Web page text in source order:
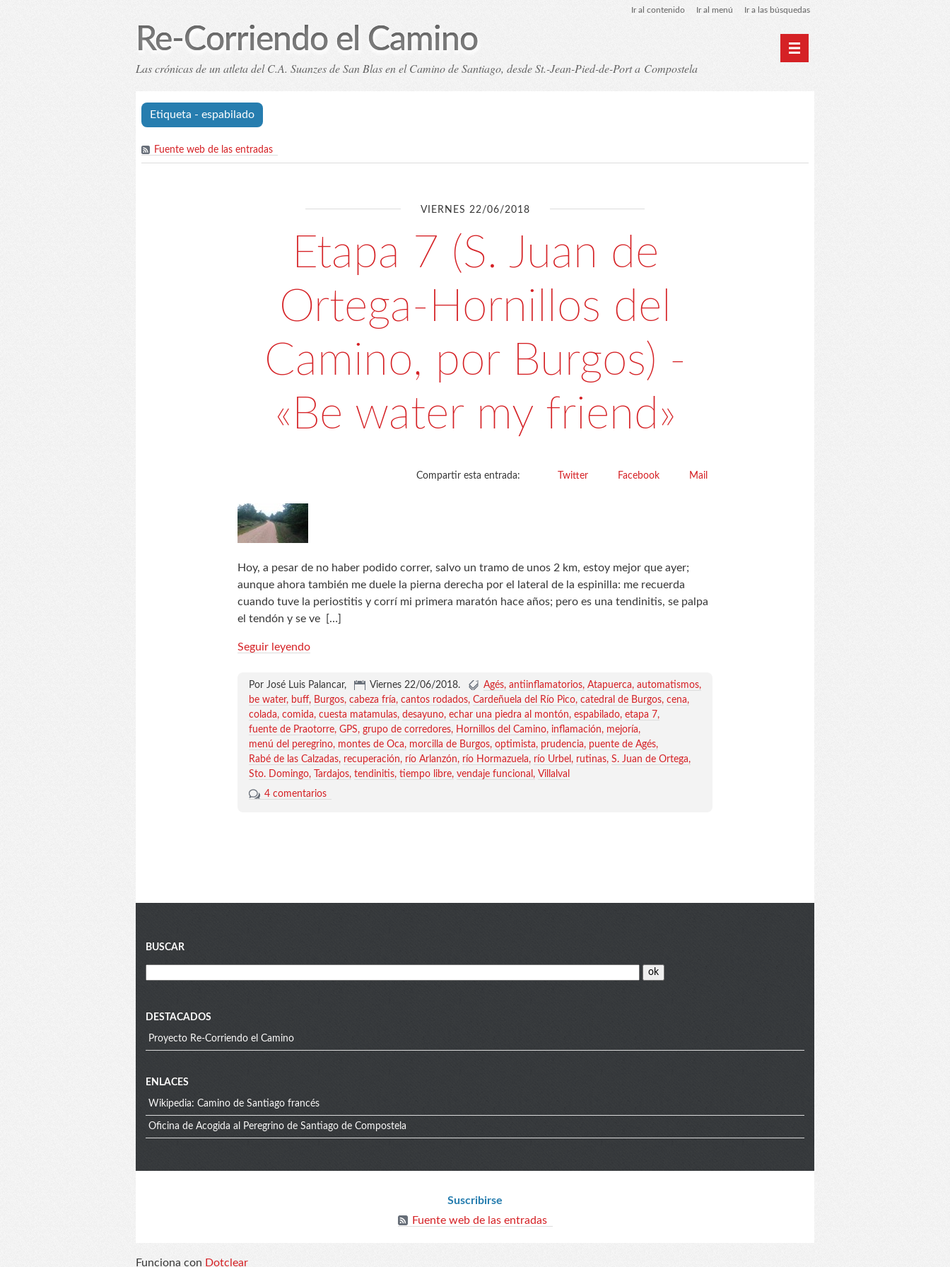
Ir al contenido Ir al menú Ir a las búsquedas
Re-Corriendo el Camino
Las crónicas de un atleta del C.A. Suanzes de San Blas en el Camino de Santiago, desde St.-Jean-Pied-de-Port a Compostela
Etiqueta - espabilado
Fuente web de las entradas
VIERNES 22/06/2018
Etapa 7 (S. Juan de
Ortega-Hornillos del
Camino, por Burgos) -
«Be water my friend»
Compartir esta entrada: Twitter Facebook Mail
Hoy, a pesar de no haber podido correr, salvo un tramo de unos 2 km, estoy mejor que ayer;
aunque ahora también me duele la pierna derecha por el lateral de la espinilla: me recuerda
cuando tuve la periostitis y corrí mi primera maratón hace años; pero es una tendinitis, se palpa
el tendón y se ve
[…]
Seguir leyendo
Por José Luis Palancar, Viernes 22/06/2018. Agés antiinflamatorios Atapuerca automatismos
be water
buff Burgos cabeza fría cantos rodados Cardeñuela del Río Pico catedral de Burgos cena
colada comida cuesta matamulas desayuno echar una piedra al montón espabilado etapa 7
fuente de Praotorre GPS grupo de corredores Hornillos del Camino inflamación
mejoría
menú del peregrino montes de Oca morcilla de Burgos optimista prudencia
puente de Agés
Rabé de las Calzadas recuperación río Arlanzón río Hormazuela río Urbel rutinas S. Juan de Ortega
Sto. Domingo
Tardajos tendinitis tiempo libre vendaje funcional
Villalval
4 comentarios
Blog
menu
BUSCAR
DESTACADOS
Proyecto Re-Corriendo el Camino
Extra
menu
ENLACES
Wikipedia: Camino de Santiago francés
Oficina de Acogida al Peregrino de Santiago de Compostela
Suscribirse
Fuente web de las entradas
Funciona con Dotclear